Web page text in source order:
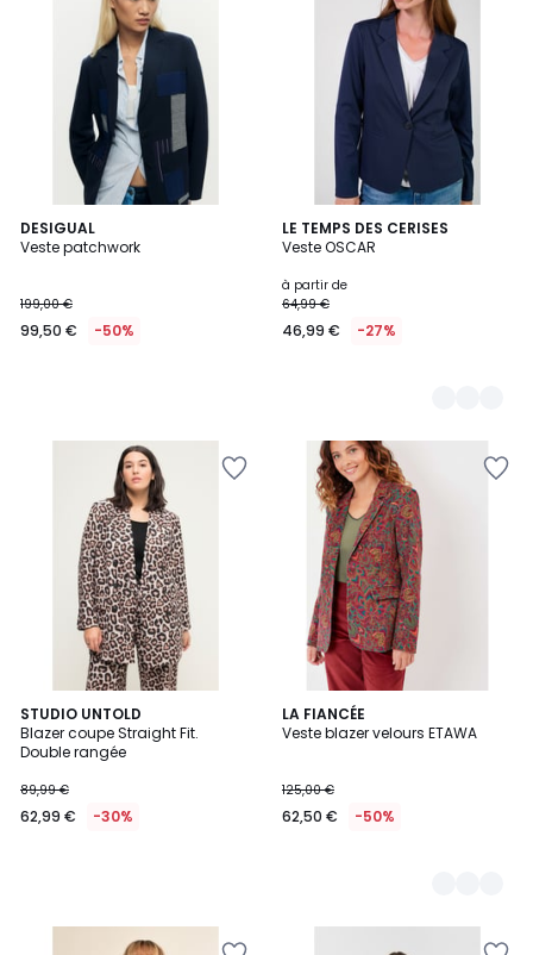
DESIGUAL
Veste patchwork
199,00 €
99,50 € -50%
LE TEMPS DES CERISES
Veste OSCAR
à partir de
64,99 €
46,99 € -27%
5
Couleurs
STUDIO UNTOLD
Blazer coupe Straight Fit.
Double rangée
89,99 €
62,99 € -30%
LA FIANCÉE
Veste blazer velours ETAWA
125,00 €
62,50 € -50%
3
Couleurs